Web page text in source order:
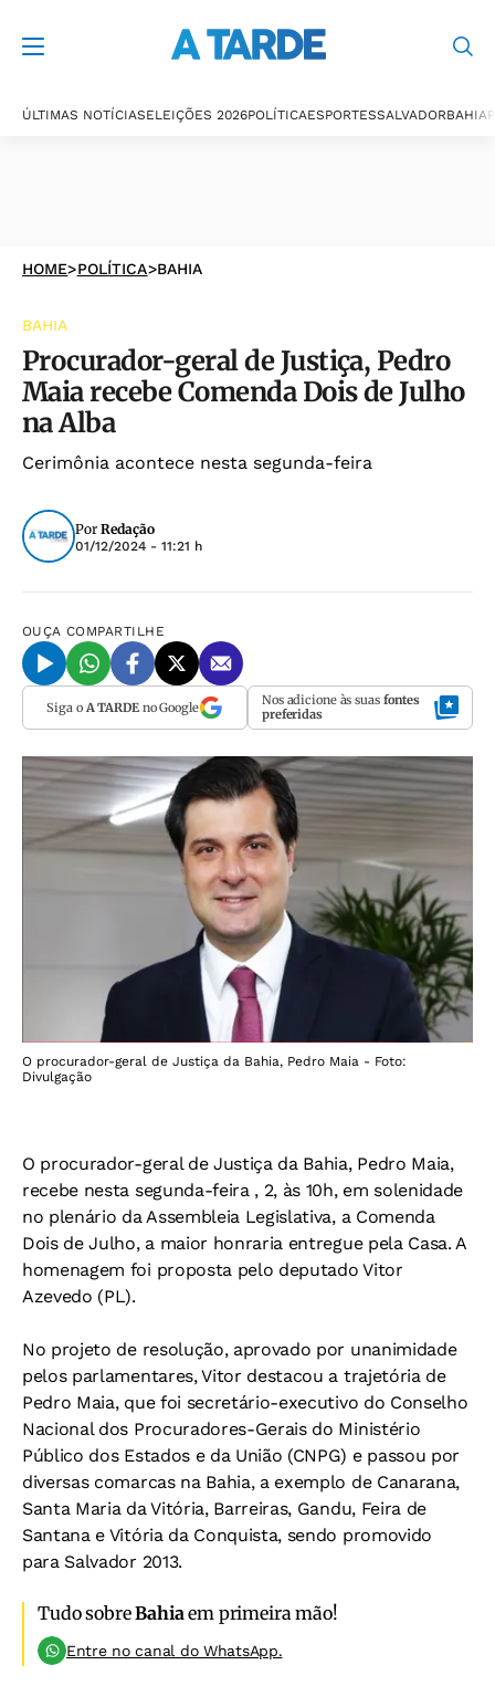
ÚLTIMAS NOTÍCIASELEIÇÕES 2026POLÍTICAESPORTESSALVADORBAHIA
HOME>POLÍTICA>BAHIA
BAHIA
Procurador-geral de Justiça, Pedro
Maia recebe Comenda Dois de Julho
na Alba
Cerimônia acontece nesta segunda-feira
Por Redação
01/12/2024 - 11:21 h
OUÇA COMPARTILHE
Siga o A TARDEno Google Nos adicione às suas fontes
preferidas
O procurador-geral de Justiça da Bahia, Pedro Maia - Foto:
Divulgação
O procurador-geral de Justiça da Bahia, Pedro Maia,
recebe nesta segunda-feira , 2, às 10h, em solenidade
no plenário da Assembleia Legislativa, a Comenda
Dois de Julho, a maior honraria entregue pela Casa. A
homenagem foi proposta pelo deputado Vitor
Azevedo (PL).
No projeto de resolução, aprovado por unanimidade
pelos parlamentares, Vitor destacou a trajetória de
Pedro Maia, que foi secretário-executivo do Conselho
Nacional dos Procuradores-Gerais do Ministério
Público dos Estados e da União (CNPG) e passou por
diversas comarcas na Bahia, a exemplo de Canarana,
Santa Maria da Vitória, Barreiras, Gandu, Feira de
Santana e Vitória da Conquista, sendo promovido
para Salvador 2013.
Tudo sobreBahiaem primeira mão!
Entre no canal do WhatsApp.